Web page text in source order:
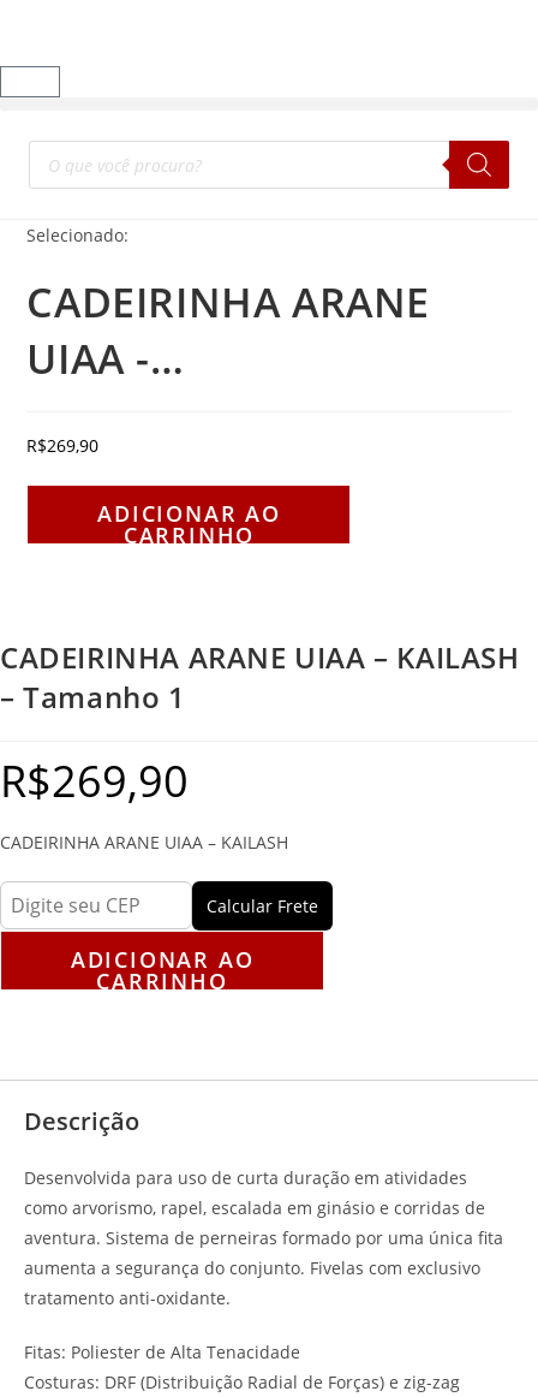
Selecionado:
CADEIRINHA ARANE
UIAA -…
R$269,90
ADICIONAR AO
CARRINHO
CADEIRINHA ARANE UIAA – KAILASH
– Tamanho 1
R$269,90
CADEIRINHA ARANE UIAA – KAILASH
Calcular Frete
ADICIONAR AO
CARRINHO
Descrição
Desenvolvida para uso de curta duração em atividades
como arvorismo, rapel, escalada em ginásio e corridas de
aventura. Sistema de perneiras formado por uma única fita
aumenta a segurança do conjunto. Fivelas com exclusivo
tratamento anti-oxidante.
Fitas: Poliester de Alta Tenacidade
Costuras: DRF (Distribuição Radial de Forças) e zig-zag